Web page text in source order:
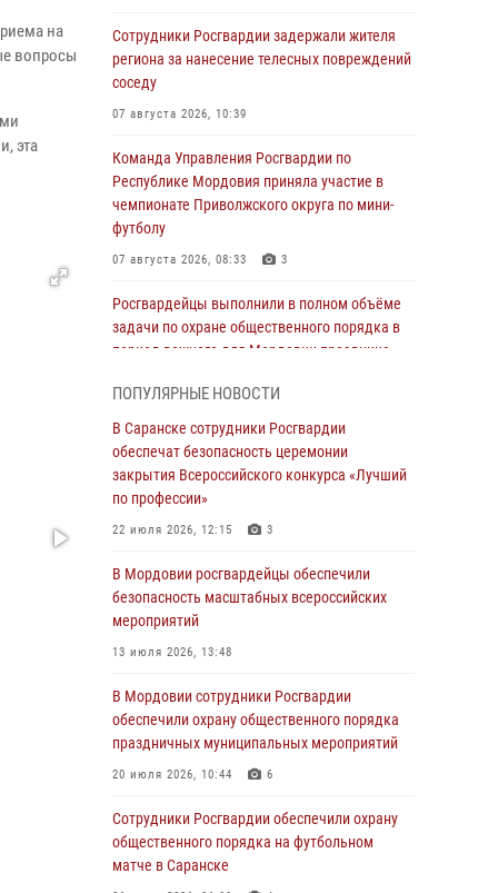
на
вопросы
эта
Сотрудники Росгвардии задержали жителя
региона за нанесение телесных повреждений
соседу
07 августа 2026, 10:39
Команда Управления Росгвардии по
Республике Мордовия приняла участие в
чемпионате Приволжского округа по мини-
футболу
07 августа 2026, 08:33 3
Росгвардейцы выполнили в полном объёме
задачи по охране общественного порядка в
период важного для Мордовии праздника
В Мордовии руководство и личный состав
Росгвардии приняли участие в празднествах,
посвящённых 25-летию канонизации Фёдора
Ушакова
06 августа 2026, 08:14
В Саранске сотрудники Росгвардии
задержали дебошира, повредившего
имущество в кафе
06 августа 2026, 07:03
В Саранске по обращению жителей
правоохранители отреагировали
незамедлительно
05 августа 2026, 15:04
В Саранске сотрудники Росгвардии
задержали мужчину, подозреваемого в
причинении телесных повреждений супруге
ПОПУЛЯРНЫЕ НОВОСТИ
В Саранске сотрудники Росгвардии
обеспечат безопасность церемонии
закрытия Всероссийского конкурса «Лучший
по профессии»
22 июля 2026, 12:15 3
В Мордовии росгвардейцы обеспечили
безопасность масштабных всероссийских
мероприятий
13 июля 2026, 13:48
В Мордовии сотрудники Росгвардии
обеспечили охрану общественного порядка
праздничных муниципальных мероприятий
20 июля 2026, 10:44 6
Сотрудники Росгвардии обеспечили охрану
общественного порядка на футбольном
матче в Саранске